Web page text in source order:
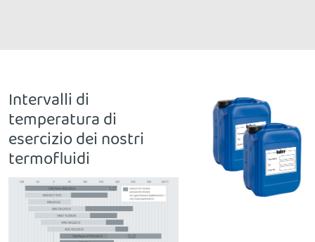
Intervalli di
temperatura di
esercizio dei nostri
termofluidi